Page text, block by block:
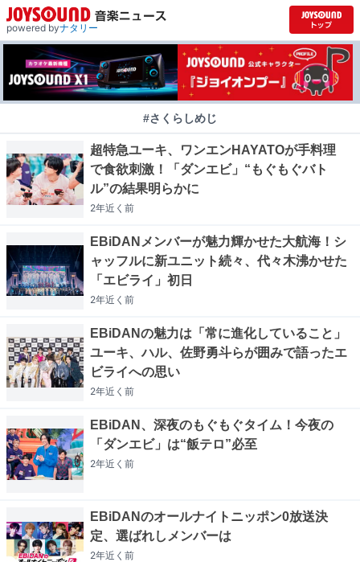
powered byナタリー
#さくらしめじ
超特急ユーキ、ワンエンHAYATOが手料理
で食欲刺激！「ダンエビ」“もぐもぐバト
ル”の結果明らかに
2年近く 前
EBiDANメンバーが魅力輝かせた大航海！シ
ャッフルに新ユニット続々、代々木沸かせた
「エビライ」初日
2年近く 前
EBiDANの魅力は「常に進化していること」
ユーキ、ハル、佐野勇斗らが囲みで語ったエ
ビライへの思い
2年近く 前
EBiDAN、深夜のもぐもぐタイム！今夜の
「ダンエビ」は“飯テロ”必至
2年近く 前
EBiDANのオールナイトニッポン0放送決
定、選ばれしメンバーは
2年近く 前